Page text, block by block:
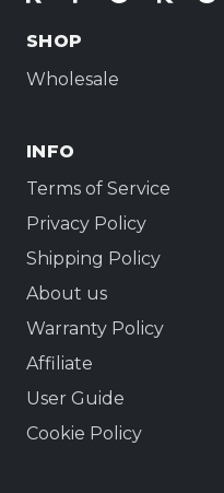
SHOP
Wholesale
INFO
Terms of Service
Privacy Policy
Shipping Policy
About us
Warranty Policy
Affiliate
User Guide
Cookie Policy